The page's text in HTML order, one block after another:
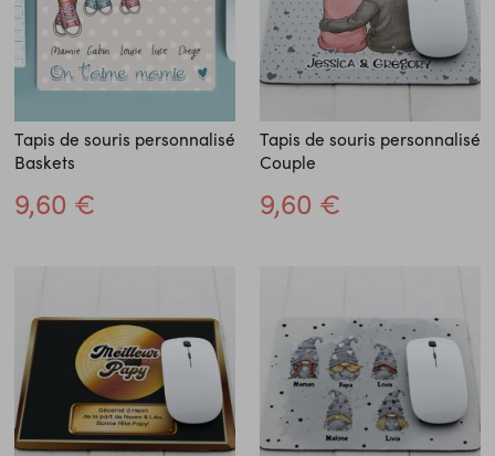
Tapis de souris personnalisé
Baskets
9,60 €
Tapis de souris personnalisé
Couple
9,60 €